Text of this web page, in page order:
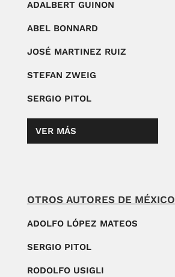
ADALBERT GUINON
ABEL BONNARD
JOSÉ MARTINEZ RUIZ
STEFAN ZWEIG
SERGIO PITOL
VER MÁS
OTROS AUTORES DE MÉXICO
ADOLFO LÓPEZ MATEOS
SERGIO PITOL
RODOLFO USIGLI